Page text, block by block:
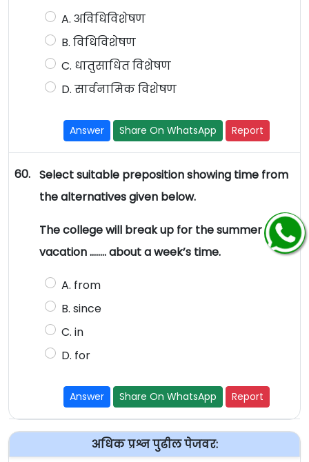
A. अविधिविशेषण
B. विधिविशेषण
C. धातुसाधित विशेषण
D. सार्वनामिक विशेषण
Answer Share On WhatsApp Report
60. Select suitable preposition showing time from
the alternatives given below.
The college will break up for the summer
vacation …….. about a week’s time.
A. from
B. since
C. in
D. for
Answer Share On WhatsApp Report
अधिक प्रश्न पुढील पेजवर: